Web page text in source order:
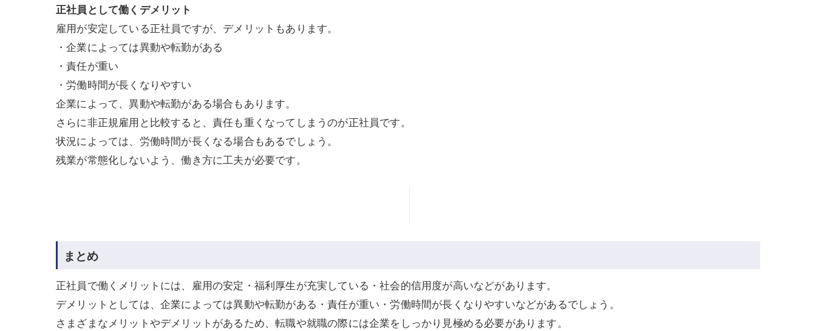
正社員として働くデメリット
雇用が安定している正社員ですが、デメリットもあります。
・企業によっては異動や転勤がある
・責任が重い
・労働時間が長くなりやすい
企業によって、異動や転勤がある場合もあります。
さらに非正規雇用と比較すると、責任も重くなってしまうのが正社員です。
状況によっては、労働時間が長くなる場合もあるでしょう。
残業が常態化しないよう、働き方に工夫が必要です。
まとめ
正社員で働くメリットには、雇用の安定・福利厚生が充実している・社会的信用度が高いなどがあります。
デメリットとしては、企業によっては異動や転勤がある・責任が重い・労働時間が長くなりやすいなどがあるでしょう。
さまざまなメリットやデメリットがあるため、転職や就職の際には企業をしっかり見極める必要があります。